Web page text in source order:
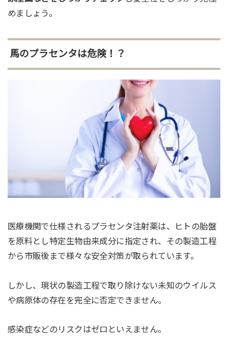
めましょう。
馬のプラセンタは危険！？
医療機関で仕様されるプラセンタ注射薬は、ヒトの胎盤
を原料とし特定生物由来成分に指定され、その製造工程
から市販後まで様々な安全対策が取られています。
しかし、現状の製造工程で取り除けない未知のウイルス
や病原体の存在を完全に否定できません。
感染症などのリスクはゼロといえません。